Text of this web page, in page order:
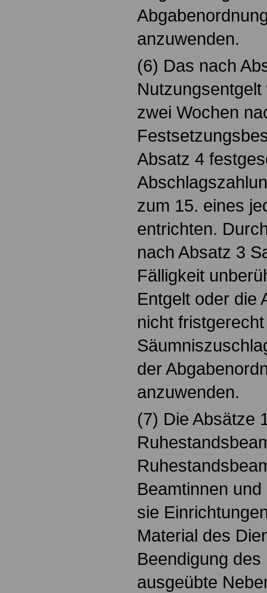
anzuwenden.
(6) Das nach
zwei Wochen
Absatz 4
zum 15. eines
entrichten.
nach Absatz 3
Fälligkeit
Entgelt oder die
nicht
der
anzuwenden.
(7) Die Absätze
Beamtinnen
sie
Material des
Beendigung
ausgeübte